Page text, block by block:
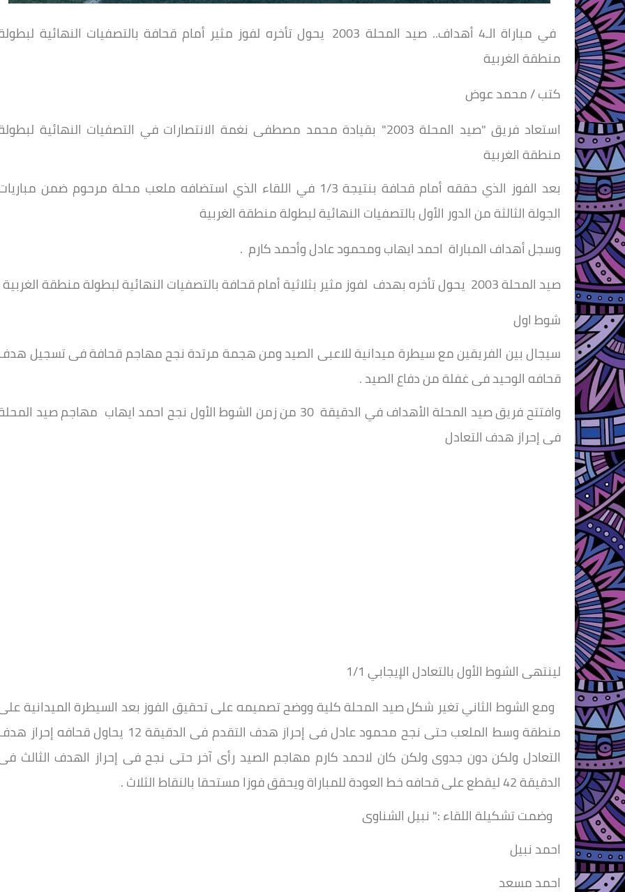
في مباراة الـ4 أهداف.. صيد المحلة 2003 يحول تأخره لفوز مثير أمام قحافة بالتصفيات النهائية
منطقة الغربية
كتب / محمد عوض
استعاد فريق "صيد المحلة 2003" بقيادة محمد مصطفى نغمة الانتصارات في التصفيات النهائية
منطقة الغربية
بعد الفوز الذي حققه أمام قحافة بنتيجة 1/3 في اللقاء الذي استضافه ملعب محلة مرحوم ضمن
الجولة الثالثة من الدور الأول بالتصفيات النهائية لبطولة منطقة الغربية
وسجل أهداف المباراة احمد ايهاب ومحمود عادل وأحمد كارم .
صيد المحلة 2003 يحول تأخره بهدف لفوز مثير بثلاثية أمام قحافة بالتصفيات النهائية لبطولة منطقة الغربية
شوط اول
سيجال بين الفريقين مع سيطرة ميدانية للاعبى الصيد ومن هجمة مرتدة نجح مهاجم قحافة فى تسجيل
قحافه الوحيد فى غفلة من دفاع الصيد .
وافتتح فريق صيد المحلة الأهداف في الدقيقة 30 من زمن الشوط الأول نجح احمد ايهاب مهاجم صيد
فى إحراز هدف التعادل
لينتهى الشوط الأول بالتعادل الإيجابي 1/1
ومع الشوط الثاني تغير شكل صيد المحلة كلية ووضح تصميمه على تحقيق الفوز بعد السيطرة الميدانية
منطقة وسط الملعب حتى نجح محمود عادل فى إحراز هدف التقدم فى الدقيقة 12 يحاول قحافه
التعادل ولكن دون جدوى ولكن كان لاحمد كارم مهاجم الصيد رأى آخر حتى نجح فى إحراز الهدف الثالث
الدقيقة 42 ليقطع على قحافه خط العودة للمباراة ويحقق فوزا مستحقا بالنقاط الثلاث .
وضمت تشكيلة اللقاء :" نبيل الشناوى
احمد نبيل
احمد مسعد